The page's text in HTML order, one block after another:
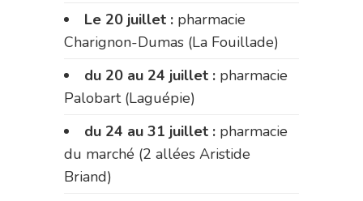
Le 20 juillet : pharmacie
Charignon-Dumas (La Fouillade)
du 20 au 24 juillet : pharmacie
Palobart (Laguépie)
du 24 au 31 juillet : pharmacie
du marché (2 allées Aristide
Briand)